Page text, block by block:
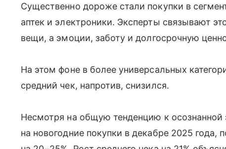
Существенно дороже стали покупки в
аптек и электроники. Эксперты связывают
вещи, а эмоции, заботу и долгосрочную
На этом фоне в более универсальных
средний чек, напротив, снизился.
Несмотря на общую тенденцию к
на новогодние покупки в декабре 2025 года,